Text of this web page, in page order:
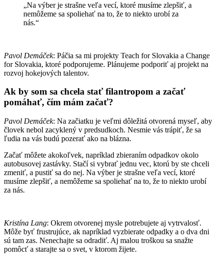
„Na výber je strašne veľa vecí, ktoré musíme zlepšiť, a
nemôžeme sa spoliehať na to, že to niekto urobí za
nás.“
Pavol Demáček: Páčia sa mi projekty Teach for Slovakia a Change
for Slovakia, ktoré podporujeme. Plánujeme podporiť aj projekt na
rozvoj hokejových talentov.
Ak by som sa chcela stať filantropom a začať
pomáhať, čím mám začať?
Pavol Demáček: Na začiatku je veľmi dôležitá otvorená myseľ, aby
človek nebol zacyklený v predsudkoch. Nesmie vás trápiť, že sa
ľudia na vás budú pozerať ako na blázna.
Začať môžete akokoľvek, napríklad zbieraním odpadkov okolo
autobusovej zastávky. Stačí si vybrať jednu vec, ktorú by ste chceli
zmeniť, a pustiť sa do nej. Na výber je strašne veľa vecí, ktoré
musíme zlepšiť, a nemôžeme sa spoliehať na to, že to niekto urobí
za nás.
Kristína Lang: Okrem otvorenej mysle potrebujete aj vytrvalosť.
Môže byť frustrujúce, ak napríklad vyzbierate odpadky a o dva dni
sú tam zas. Nenechajte sa odradiť. Aj malou troškou sa snažte
pomôcť a starajte sa o svet, v ktorom žijete.